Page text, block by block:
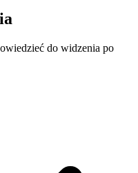
do widzenia po